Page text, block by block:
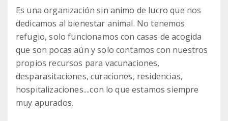
Es una organización sin animo de lucro que nos
dedicamos al bienestar animal. No tenemos
refugio, solo funcionamos con casas de acogida
que son pocas aún y solo contamos con nuestros
propios recursos para vacunaciones,
desparasitaciones, curaciones, residencias,
hospitalizaciones....con lo que estamos siempre
muy apurados.